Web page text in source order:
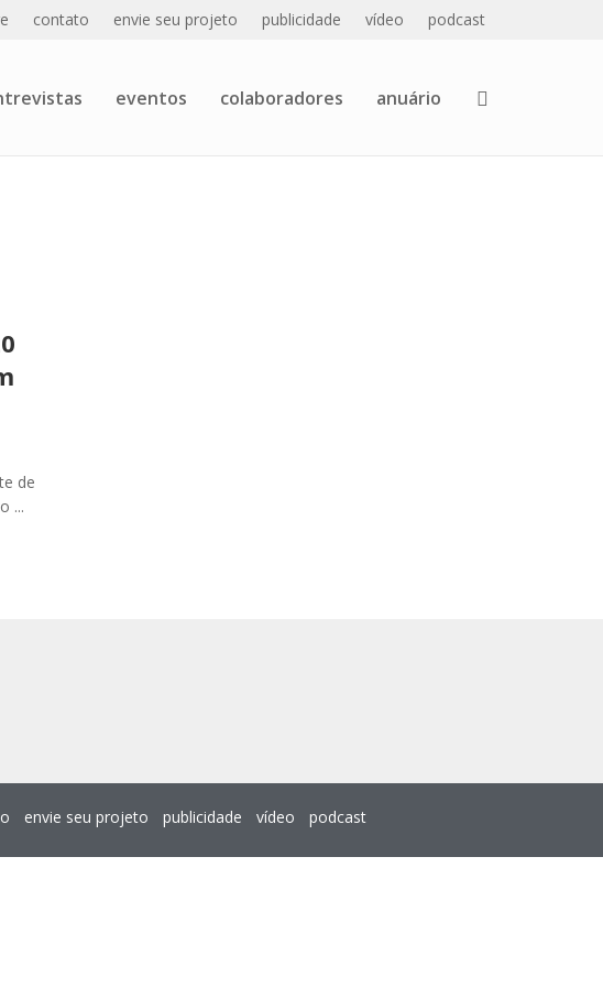
contato envie seu projeto publicidade vídeo podcast
eventos colaboradores anuário
de
...
envie seu projeto publicidade vídeo podcast